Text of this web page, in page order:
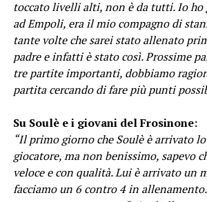
toccato livelli alti, non è da tutti. Io ho
ad Empoli, era il mio compagno di
tante volte che sarei stato allenato
padre e infatti è stato così. Prossime
tre partite importanti, dobbiamo
partita cercando di fare più punti
Su Soulè e i giovani del Frosinone:
“Il primo giorno che Soulè è arrivato
giocatore, ma non benissimo, sapevo
veloce e con qualità. Lui è arrivato un
facciamo un 6 contro 4 in